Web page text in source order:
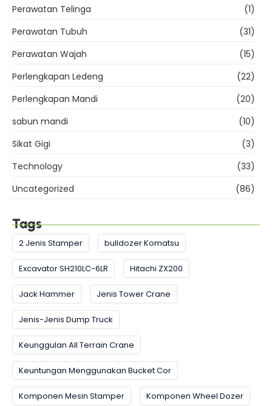
Perawatan Telinga
(1)
Perawatan Tubuh
(31)
Perawatan Wajah
(15)
Perlengkapan Ledeng
(22)
Perlengkapan Mandi
(20)
sabun mandi
(10)
Sikat Gigi
(3)
Technology
(33)
Uncategorized
(86)
Tags
2 Jenis Stamper bulldozer Komatsu
Excavator SH210LC-6LR Hitachi ZX200
Jack Hammer Jenis Tower Crane
Jenis-Jenis Dump Truck
Keunggulan All Terrain Crane
Keuntungan Menggunakan Bucket Cor
Komponen Mesin Stamper Komponen Wheel Dozer